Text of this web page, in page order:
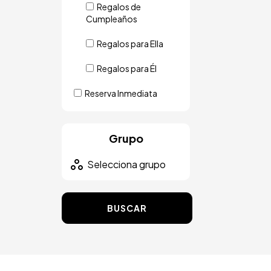
Regalos de
Cumpleaños
Regalos para Ella
Regalos para Él
Reserva Inmediata
Grupo
BUSCAR